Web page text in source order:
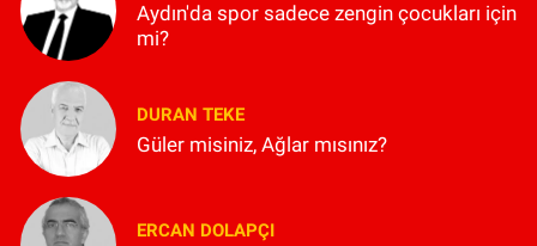
Aydın'da spor sadece zengin çocukları için
mi?
DURAN TEKE
Güler misiniz, Ağlar mısınız?
ERCAN DOLAPÇI